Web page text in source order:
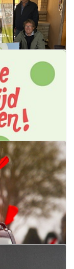
Lees meer
Lees meer